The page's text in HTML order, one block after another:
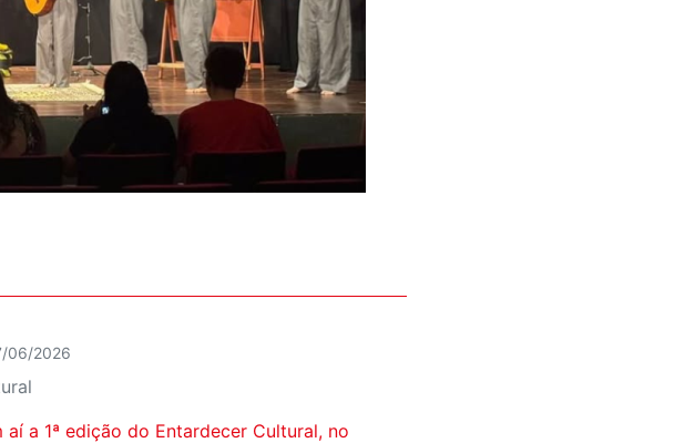
06/2026
aí a 1ª edição do Entardecer Cultural, no